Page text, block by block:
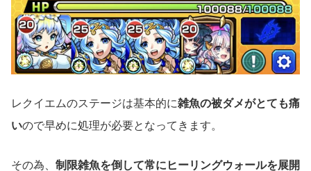
レクイエムのステージは基本的に雑魚の被ダメがとても痛
いので早めに処理が必要となってきます。
その為、 制限雑魚を倒して常にヒーリングウォールを展開